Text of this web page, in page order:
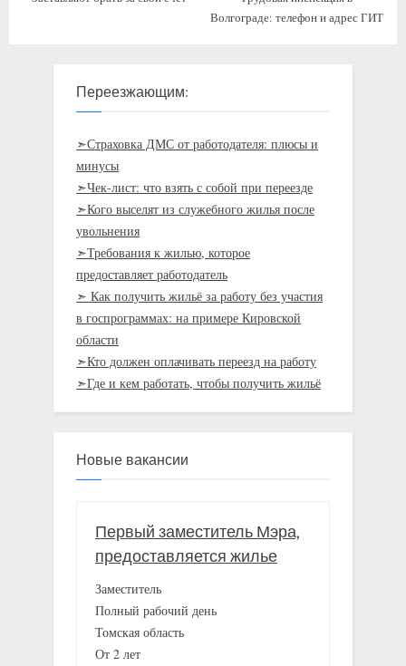
Волгограде: телефон и адрес ГИТ
Переезжающим:
➣Страховка ДМС от работодателя: плюсы и
минусы
➣Чек-лист: что взять с собой при переезде
➣Кого выселят из служебного жилья после
увольнения
➣Требования к жилью, которое
предоставляет работодатель
➣ Как получить жильё за работу без участия
в госпрограммах: на примере Кировской
области
➣Кто должен оплачивать переезд на работу
➣Где и кем работать, чтобы получить жильё
Новые вакансии
Первый заместитель Мэра,
предоставляется жилье
Заместитель
Полный рабочий день
Томская область
От 2 лет